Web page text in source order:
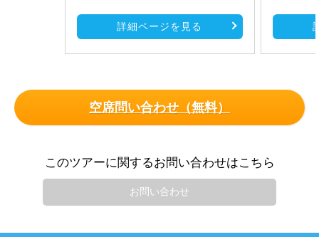
詳細ページを見る
空席問い合わせ（無料）
このツアーに関するお問い合わせはこちら
お問い合わせ